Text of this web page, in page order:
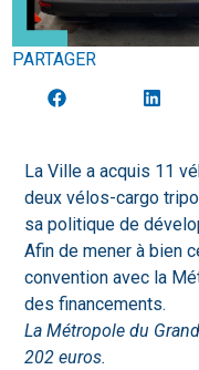
PARTAGER
La Ville a acquis 11
deux vélos-cargo
sa politique de
Afin de mener à bien
convention avec la
des financements.
La Métropole du
202 euros.